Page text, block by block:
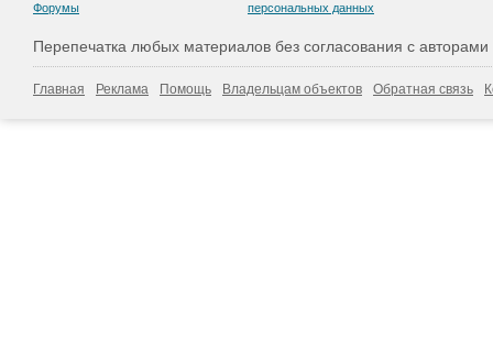
Форумы
персональных данных
Перепечатка любых материалов без согласования с
Главная Реклама Помощь Владельцам объектов Обратная связь